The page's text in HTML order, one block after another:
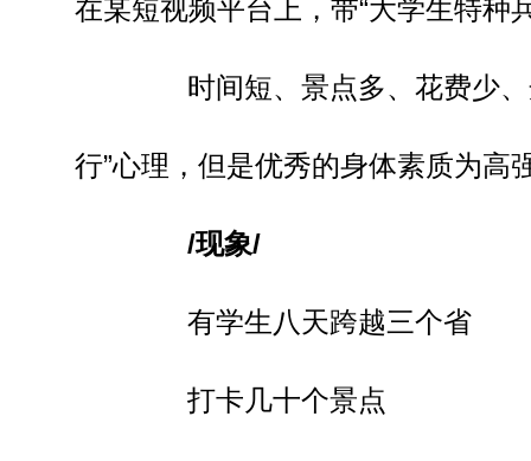
在某短视频平台上，带“大学生特种
时间短、景点多、花费少、
行”心理，但是优秀的身体素质为
/现象/
有学生八天跨越三个省
打卡几十个景点